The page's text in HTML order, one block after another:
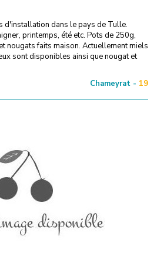
d'installation dans le pays de Tulle.
printemps, été etc. Pots de 250g,
nougats faits maison. Actuellement miels
sont disponibles ainsi que nougat et
Chameyrat - 19